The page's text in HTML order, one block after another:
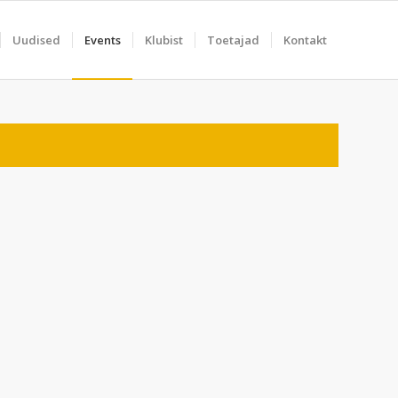
Uudised Events Klubist Toetajad Kontakt